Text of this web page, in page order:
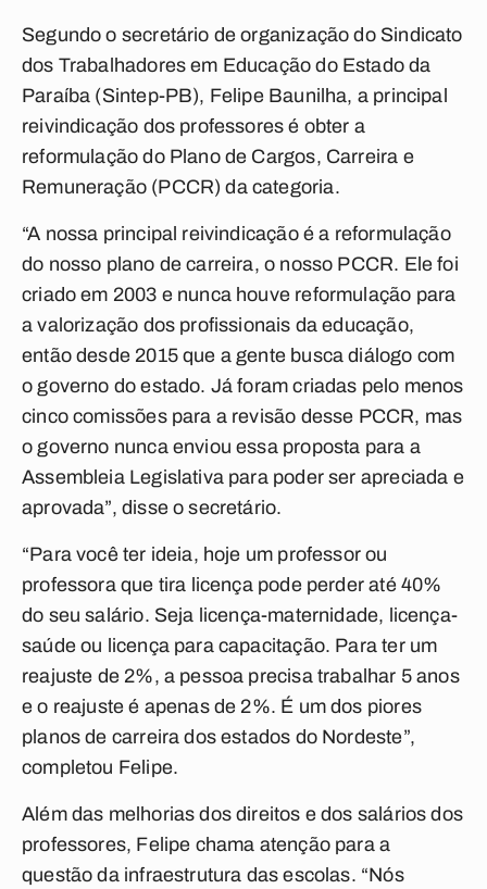
Segundo o secretário de organização do Sindicato
dos Trabalhadores em Educação do Estado da
Paraíba (Sintep-PB), Felipe Baunilha, a principal
reivindicação dos professores é obter a
reformulação do Plano de Cargos, Carreira e
Remuneração (PCCR) da categoria.
“A nossa principal reivindicação é a reformulação
do nosso plano de carreira, o nosso PCCR. Ele foi
criado em 2003 e nunca houve reformulação para
a valorização dos profissionais da educação,
então desde 2015 que a gente busca diálogo com
o governo do estado. Já foram criadas pelo menos
cinco comissões para a revisão desse PCCR, mas
o governo nunca enviou essa proposta para a
Assembleia Legislativa para poder ser apreciada e
aprovada”, disse o secretário.
“Para você ter ideia, hoje um professor ou
professora que tira licença pode perder até 40%
do seu salário. Seja licença-maternidade, licença-
saúde ou licença para capacitação. Para ter um
reajuste de 2%, a pessoa precisa trabalhar 5 anos
e o reajuste é apenas de 2%. É um dos piores
planos de carreira dos estados do Nordeste”,
completou Felipe.
Além das melhorias dos direitos e dos salários dos
professores, Felipe chama atenção para a
questão da infraestrutura das escolas. “Nós